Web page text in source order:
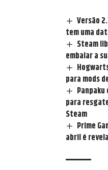
Versão
tem uma
Steam
embalar a
para mods
para
Steam
Prime
abril é